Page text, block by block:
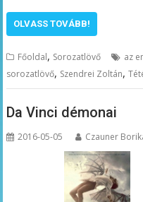
OLVASS TOVÁBB!
Főoldal, Sorozatlövő az
sorozatlövő, Szendrei Zoltán,
Da Vinci démonai
2016-05-05 Czauner